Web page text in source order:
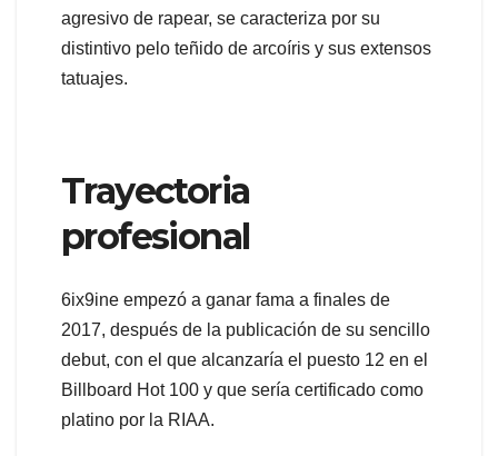
agresivo de rapear, se caracteriza por su
distintivo pelo teñido de arcoíris y sus extensos
tatuajes.
Trayectoria
profesional
6ix9ine empezó a ganar fama a finales de
2017, después de la publicación de su sencillo
debut, con el que alcanzaría el puesto 12 en el
Billboard Hot 100 y que sería certificado como
platino por la RIAA.